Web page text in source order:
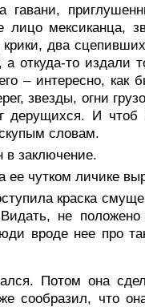
гавани,
лицо мексиканца,
два
а откуда-то издали
– интересно, как
звезды, огни
дерущихся. И чтоб
словам.
в заключение.
чутком личике
краска
не положено
вроде нее про
Потом она
что она